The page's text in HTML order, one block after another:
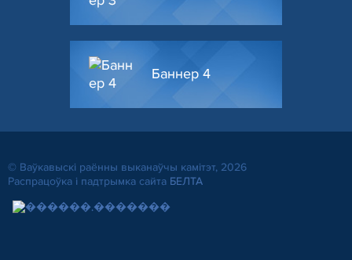
Баннер 4
© Ваўкавыскі раённы выканаўчы камітэт, 2026
Распрацоўка і падтрымка сайта БЕЛТА